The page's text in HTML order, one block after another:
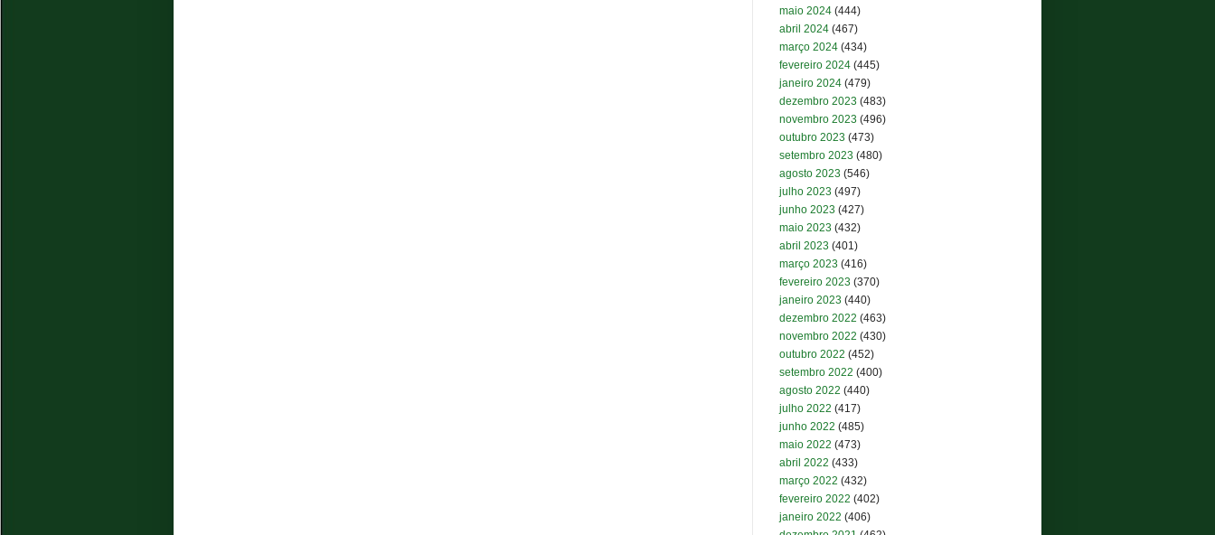
maio 2024 (444)
abril 2024 (467)
março 2024 (434)
fevereiro 2024 (445)
janeiro 2024 (479)
dezembro 2023 (483)
novembro 2023 (496)
outubro 2023 (473)
setembro 2023 (480)
agosto 2023 (546)
julho 2023 (497)
junho 2023 (427)
maio 2023 (432)
abril 2023 (401)
março 2023 (416)
fevereiro 2023 (370)
janeiro 2023 (440)
dezembro 2022 (463)
novembro 2022 (430)
outubro 2022 (452)
setembro 2022 (400)
agosto 2022 (440)
julho 2022 (417)
junho 2022 (485)
maio 2022 (473)
abril 2022 (433)
março 2022 (432)
fevereiro 2022 (402)
janeiro 2022 (406)